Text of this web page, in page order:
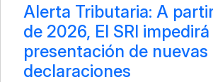
Alerta Tributaria: A
de 2026, El SRI impedirá
presentación de nuevas
declaraciones